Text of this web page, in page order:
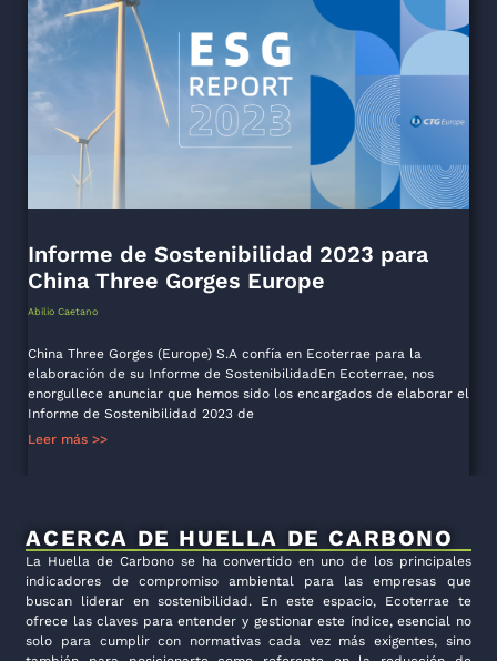
Informe de Sostenibilidad 2023 para
China Three Gorges Europe
Abilio Caetano
China Three Gorges (Europe) S.A confía en Ecoterrae para la
elaboración de su Informe de SostenibilidadEn Ecoterrae, nos
enorgullece anunciar que hemos sido los encargados de elaborar el
Informe de Sostenibilidad 2023 de
Leer más >>
La Huella de Carbono se ha convertido en uno de los principales
indicadores de compromiso ambiental para las empresas que
buscan liderar en sostenibilidad. En este espacio, Ecoterrae te
ofrece las claves para entender y gestionar este índice, esencial no
solo para cumplir con normativas cada vez más exigentes, sino
ACERCA DE HUELLA DE CARBONO